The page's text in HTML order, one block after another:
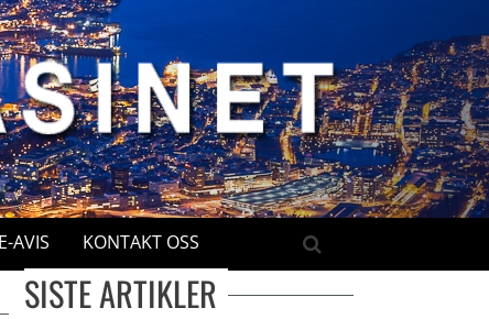
E-AVIS KONTAKT OSS
SISTE ARTIKLER